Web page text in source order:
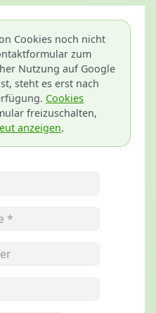
Cookies noch nicht
zum
Nutzung auf Google
steht es erst nach
Cookies
freizuschalten,
anzeigen.